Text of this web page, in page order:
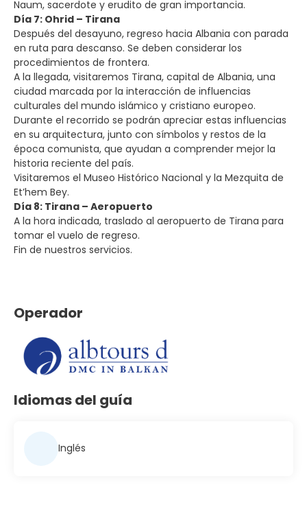
Naum, sacerdote y erudito de gran importancia.
Día 7: Ohrid – Tirana
Después del desayuno, regreso hacia Albania con parada
en ruta para descanso. Se deben considerar los
procedimientos de frontera.
A la llegada, visitaremos Tirana, capital de Albania, una
ciudad marcada por la interacción de influencias
culturales del mundo islámico y cristiano europeo.
Durante el recorrido se podrán apreciar estas influencias
en su arquitectura, junto con símbolos y restos de la
época comunista, que ayudan a comprender mejor la
historia reciente del país.
Visitaremos el Museo Histórico Nacional y la Mezquita de
Et’hem Bey.
Día 8: Tirana – Aeropuerto
A la hora indicada, traslado al aeropuerto de Tirana para
tomar el vuelo de regreso.
Fin de nuestros servicios.
Operador
Idiomas del guía
Inglés